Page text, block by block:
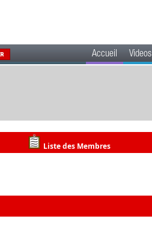
Accueil Videos
Liste des Membres